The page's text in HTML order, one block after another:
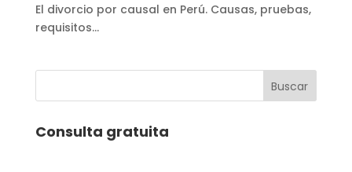
El divorcio por causal en Perú. Causas, pruebas,
requisitos…
Consulta gratuita